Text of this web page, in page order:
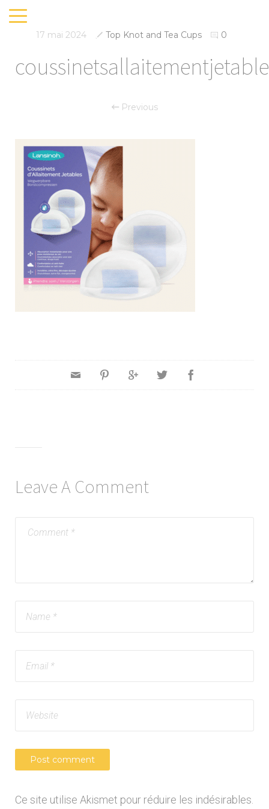
17 mai 2024 Top Knot and Tea Cups 0
Previous
Leave A Comment
Ce site utilise Akismet pour réduire les indésirables.